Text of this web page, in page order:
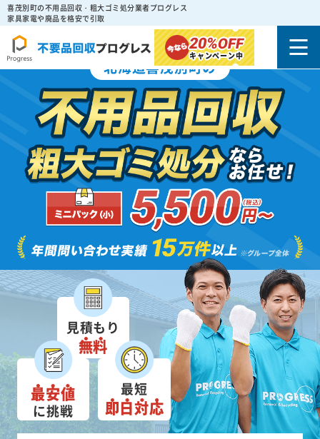
喜茂別町の不用品回収・粗大ゴミ処分業者プログレス
家具家電や廃品を格安で引取
20%OFF
キャンペーン中
北海道喜茂別町の
見積もり
無料
最安値
に挑戦
最短
即日対応